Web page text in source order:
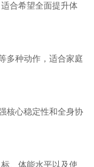
合希望全面提升体
多种动作，适合家庭
核心稳定性和全身协
、体能水平以及使